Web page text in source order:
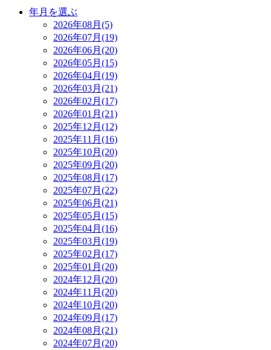
年月を選ぶ
2026年08月(5)
2026年07月(19)
2026年06月(20)
2026年05月(15)
2026年04月(19)
2026年03月(21)
2026年02月(17)
2026年01月(21)
2025年12月(12)
2025年11月(16)
2025年10月(20)
2025年09月(20)
2025年08月(17)
2025年07月(22)
2025年06月(21)
2025年05月(15)
2025年04月(16)
2025年03月(19)
2025年02月(17)
2025年01月(20)
2024年12月(20)
2024年11月(20)
2024年10月(20)
2024年09月(17)
2024年08月(21)
2024年07月(20)